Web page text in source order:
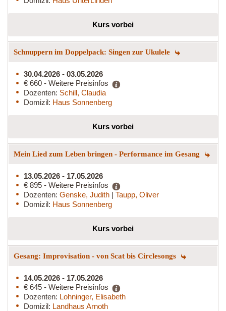
Kurs vorbei
Schnuppern im Doppelpack: Singen zur Ukulele
30.04.2026 - 03.05.2026
€ 660 - Weitere Preisinfos
Dozenten: Schill, Claudia
Domizil: Haus Sonnenberg
Kurs vorbei
Mein Lied zum Leben bringen - Performance im Gesang
13.05.2026 - 17.05.2026
€ 895 - Weitere Preisinfos
Dozenten: Genske, Judith | Taupp, Oliver
Domizil: Haus Sonnenberg
Kurs vorbei
Gesang: Improvisation - von Scat bis Circlesongs
14.05.2026 - 17.05.2026
€ 645 - Weitere Preisinfos
Dozenten: Lohninger, Elisabeth
Domizil: Landhaus Arnoth